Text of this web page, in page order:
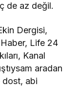
de az değil.
Dergisi,
Life 24
Kanal
aradan
dost, abi